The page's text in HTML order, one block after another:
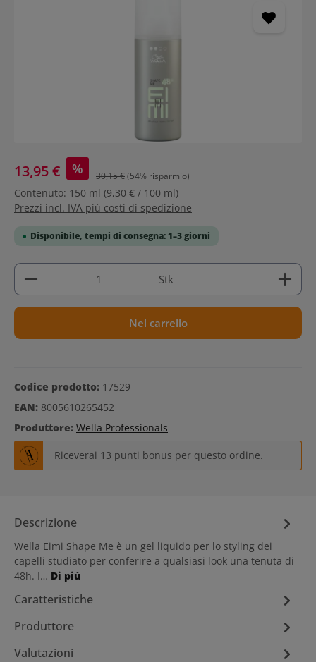
13,95 € % 30,15 €(54% risparmio)
Contenuto: 150 ml (9,30 € / 100 ml)
Prezzi incl. IVA più costi di spedizione
Disponibile, tempi di consegna: 1–3 giorni
Quantità del prodotto: inserisci la quantità
Stk
Nel carrello
Codice prodotto: 17529
EAN: 8005610265452
Produttore: Wella Professionals
Riceverai 13 punti bonus per questo ordine.
Descrizione
Wella Eimi Shape Me è un gel liquido per lo styling dei
capelli studiato per conferire a qualsiasi look una tenuta di
48h. I… Di più
Caratteristiche
Produttore
Valutazioni